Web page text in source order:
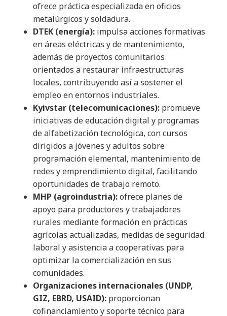
ofrece práctica especializada en oficios
metalúrgicos y soldadura.
DTEK (energía): impulsa acciones formativas
en áreas eléctricas y de mantenimiento,
además de proyectos comunitarios
orientados a restaurar infraestructuras
locales, contribuyendo así a sostener el
empleo en entornos industriales.
Kyivstar (telecomunicaciones): promueve
iniciativas de educación digital y programas
de alfabetización tecnológica, con cursos
dirigidos a jóvenes y adultos sobre
programación elemental, mantenimiento de
redes y emprendimiento digital, facilitando
oportunidades de trabajo remoto.
MHP (agroindustria):ofrece planes de
apoyo para productores y trabajadores
rurales mediante formación en prácticas
agrícolas actualizadas, medidas de seguridad
laboral y asistencia a cooperativas para
optimizar la comercialización en sus
comunidades.
Organizaciones internacionales (UNDP,
GIZ, EBRD, USAID): proporcionan
cofinanciamiento y soporte técnico para